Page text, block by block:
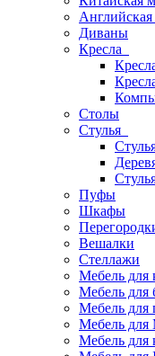
Английская
Диваны
Кресла
Столы
Стулья
Пуфы
Шкафы
Вешалки
Стеллажи
Мебель для
Мебель для
Мебель для
Мебель
Мебель для